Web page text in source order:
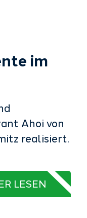
im
Ahoi von
realisiert.
LESEN